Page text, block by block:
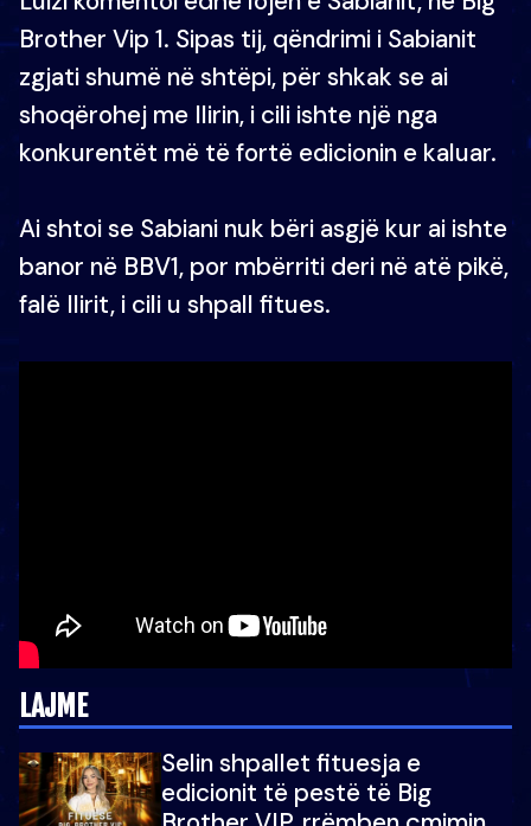
Brother Vip 1. Sipas tij, qëndrimi i Sabianit
zgjati shumë në shtëpi, për shkak se ai
shoqërohej me Ilirin, i cili ishte një nga
konkurentët më të fortë edicionin e kaluar.
Ai shtoi se Sabiani nuk bëri asgjë kur ai ishte
banor në BBV1, por mbërriti deri në atë pikë,
falë Ilirit, i cili u shpall fitues.
LAJME
Selin shpallet fituesja e
edicionit të pestë të Big